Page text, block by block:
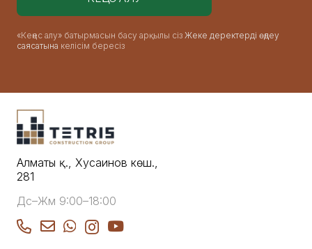
«Кеңес алу» батырмасын басу арқылы сіз Жеке деректерді өңдеу
саясатына келісім бересіз
Алматы қ., Хусаинов көш.,
281
Дс–Жм 9:00–18:00